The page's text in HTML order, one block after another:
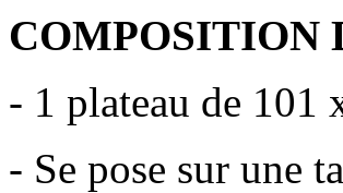
COMPOSITION
- 1 plateau de 101
- Se pose sur une